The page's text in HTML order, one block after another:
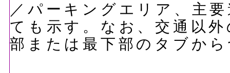
／パーキングエリア、主
ても示す。なお、交通以
部または最下部のタブか